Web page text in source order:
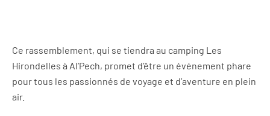
Ce rassemblement, qui se tiendra au camping Les
Hirondelles à Al’Pech, promet d’être un événement phare
pour tous les passionnés de voyage et d’aventure en plein
air.